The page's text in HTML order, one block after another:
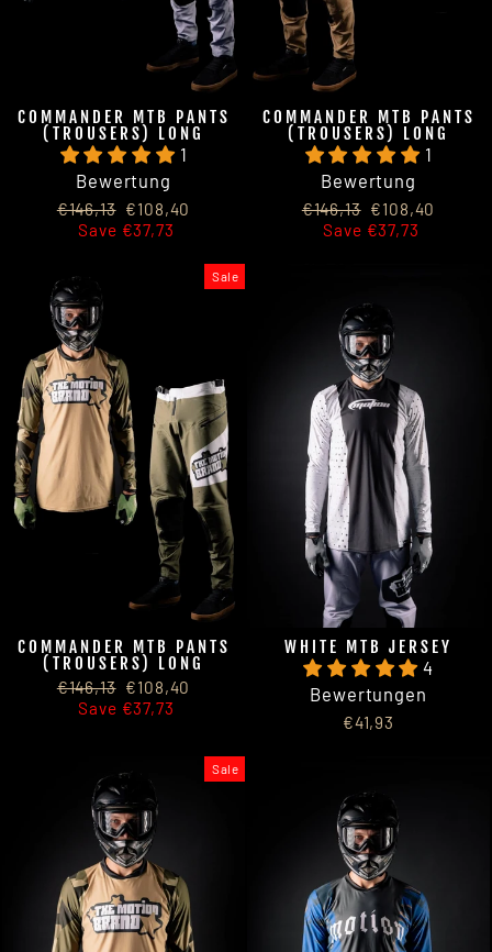
COMMANDER MTB PANTS
(TROUSERS) LONG
1
Bewertung
Regular
price
€146,13 Sale
price
€108,40
Save €37,73
COMMANDER MTB PANTS
(TROUSERS) LONG
1
Bewertung
Regular
price
€146,13 Sale
price
€108,40
Save €37,73
Sale
COMMANDER MTB PANTS
(TROUSERS) LONG
Regular
price
€146,13 Sale
price
€108,40
Save €37,73
WHITE MTB JERSEY
4
Bewertungen
€41,93
Sale